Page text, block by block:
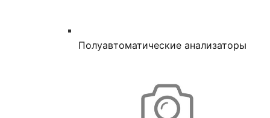
Полуавтоматические анализаторы